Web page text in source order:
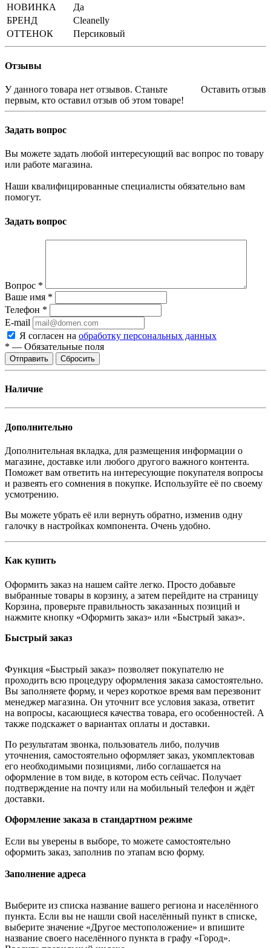
НОВИНКА
Да
БРЕНД
Cleanelly
ОТТЕНОК
Персиковый
Отзывы
Оставить отзыв
У данного товара нет отзывов. Станьте
первым, кто оставил отзыв об этом товаре!
Задать вопрос
Вы можете задать любой интересующий вас вопрос по товару
или работе магазина.
Наши квалифицированные специалисты обязательно вам
помогут.
Задать вопрос
Вопрос *
Ваше имя *
Телефон *
E-mail
Я согласен на обработку персональных данных
* — Обязательные поля
Отправить Сбросить
Наличие
Дополнительно
Дополнительная вкладка, для размещения информации о
магазине, доставке или любого другого важного контента.
Поможет вам ответить на интересующие покупателя вопросы
и развеять его сомнения в покупке. Используйте её по своему
усмотрению.
Вы можете убрать её или вернуть обратно, изменив одну
галочку в настройках компонента. Очень удобно.
Как купить
Оформить заказ на нашем сайте легко. Просто добавьте
выбранные товары в корзину, а затем перейдите на страницу
Корзина, проверьте правильность заказанных позиций и
нажмите кнопку «Оформить заказ» или «Быстрый заказ».
Быстрый заказ
Функция «Быстрый заказ» позволяет покупателю не
проходить всю процедуру оформления заказа самостоятельно.
Вы заполняете форму, и через короткое время вам перезвонит
менеджер магазина. Он уточнит все условия заказа, ответит
на вопросы, касающиеся качества товара, его особенностей. А
также подскажет о вариантах оплаты и доставки.
По результатам звонка, пользователь либо, получив
уточнения, самостоятельно оформляет заказ, укомплектовав
его необходимыми позициями, либо соглашается на
оформление в том виде, в котором есть сейчас. Получает
подтверждение на почту или на мобильный телефон и ждёт
доставки.
Оформление заказа в стандартном режиме
Если вы уверены в выборе, то можете самостоятельно
оформить заказ, заполнив по этапам всю форму.
Заполнение адреса
Выберите из списка название вашего региона и населённого
пункта. Если вы не нашли свой населённый пункт в списке,
выберите значение «Другое местоположение» и впишите
название своего населённого пункта в графу «Город».